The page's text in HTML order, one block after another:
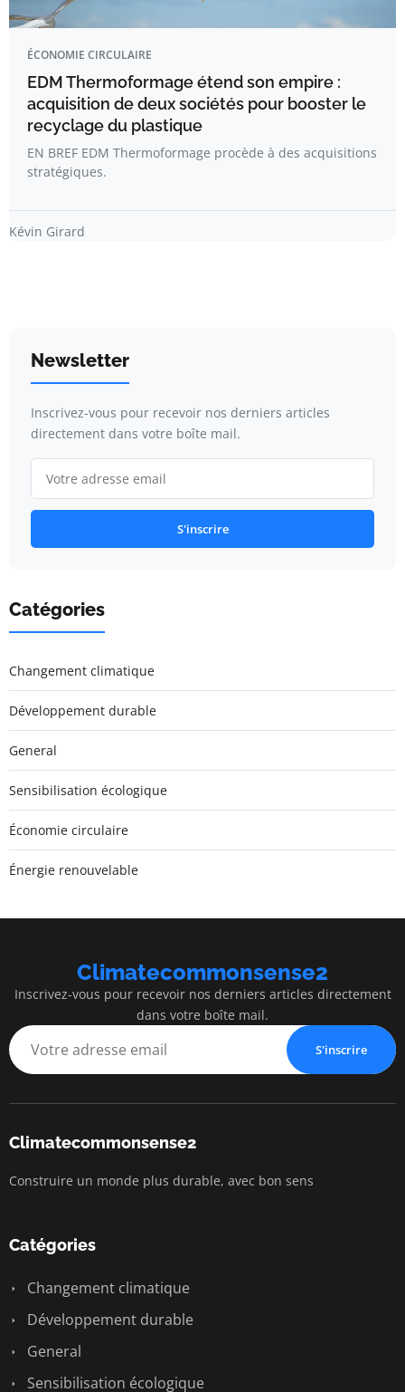
ÉCONOMIE CIRCULAIRE
EDM Thermoformage étend son empire :
acquisition de deux sociétés pour booster le
recyclage du plastique
EN BREF EDM Thermoformage procède à des acquisitions
stratégiques.
Kévin Girard
Newsletter
Inscrivez-vous pour recevoir nos derniers articles
directement dans votre boîte mail.
S'inscrire
Catégories
Changement climatique
Développement durable
General
Sensibilisation écologique
Économie circulaire
Énergie renouvelable
Climatecommonsense2
Inscrivez-vous pour recevoir nos derniers articles directement
dans votre boîte mail.
S'inscrire
Climatecommonsense2
Construire un monde plus durable, avec bon sens
Catégories
Changement climatique
Développement durable
General
Sensibilisation écologique